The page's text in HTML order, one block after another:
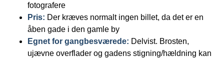
fotografere
Pris: Der kræves normalt ingen billet, da det er en
åben gade i den gamle by
Egnet for gangbesværede: Delvist. Brosten,
ujævne overflader og gadens stigning/hældning kan